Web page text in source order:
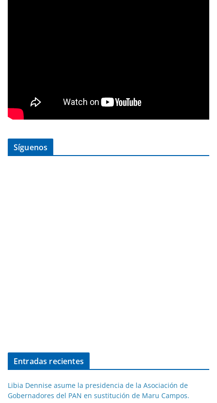
Síguenos
Entradas recientes
Libia Dennise asume la presidencia de la Asociación de
Gobernadores del PAN en sustitución de Maru Campos.